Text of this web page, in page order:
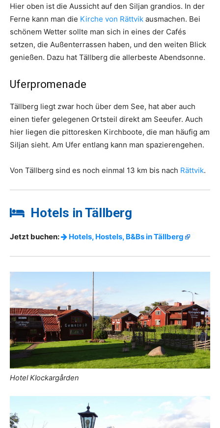
Hier oben ist die Aussicht auf den Siljan grandios. In der
Ferne kann man die Kirche von Rättvik ausmachen. Bei
schönem Wetter sollte man sich in eines der Cafés
setzen, die Außenterrassen haben, und den weiten Blick
genießen. Dazu hat Tällberg die allerbeste Abendsonne.
Uferpromenade
Tällberg liegt zwar hoch über dem See, hat aber auch
einen tiefer gelegenen Ortsteil direkt am Seeufer. Auch
hier liegen die pittoresken Kirchboote, die man häufig am
Siljan sieht. Am Ufer entlang kann man spazierengehen.
Von Tällberg sind es noch einmal 13 km bis nach Rättvik.
Hotels in Tällberg
Jetzt buchen: Hotels, Hostels, B&Bs in Tällberg
Hotel Klockargården